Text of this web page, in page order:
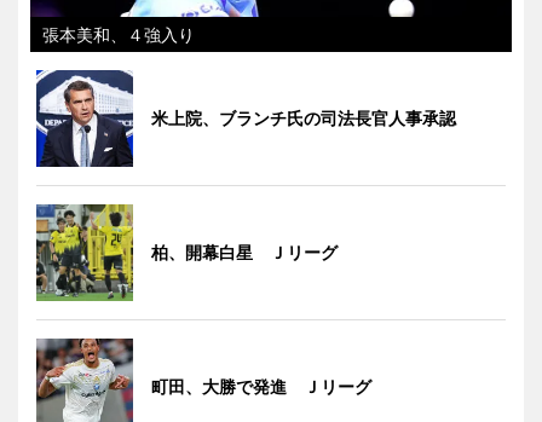
張本美和、４強入り
米上院、ブランチ氏の司法長官人事承認
柏、開幕白星 Ｊリーグ
町田、大勝で発進 Ｊリーグ